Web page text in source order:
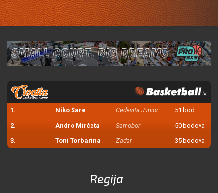
1. Niko Šare Cedevita Junior 51 bod
2. Andro Mirčeta Samobor 50 bodova
3. Toni Torbarina Zadar 35 bodova
Regija